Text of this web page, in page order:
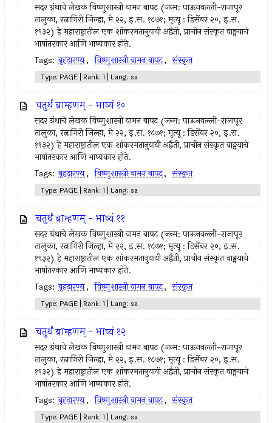
सदर ग्रंथाचे लेखक विष्णुशास्त्री वामन बापट (जन्म: पाऊनवल्ली-राजापूर
तालुका, रत्नागिरी जिल्हा, मे २२, इ.स. १८७१; मृत्यू : डिसेंबर २०, इ.स.
१९३२) हे महाराष्ट्रातील एक शांकरमतानुयायी अद्वैती, प्राचीन संस्कृत वाङ्मयाचे
भाषांतरकार आणि भाष्यकार होते.
Tags: बृहदारण्य, विष्णुशास्त्री वामन बापट, संस्कृत
Type: PAGE | Rank: 1 | Lang: sa
चतुर्थं ब्राम्हणम् - भाष्यं १०
सदर ग्रंथाचे लेखक विष्णुशास्त्री वामन बापट (जन्म: पाऊनवल्ली-राजापूर
तालुका, रत्नागिरी जिल्हा, मे २२, इ.स. १८७१; मृत्यू : डिसेंबर २०, इ.स.
१९३२) हे महाराष्ट्रातील एक शांकरमतानुयायी अद्वैती, प्राचीन संस्कृत वाङ्मयाचे
भाषांतरकार आणि भाष्यकार होते.
Tags: बृहदारण्य, विष्णुशास्त्री वामन बापट, संस्कृत
Type: PAGE | Rank: 1 | Lang: sa
चतुर्थं ब्राम्हणम् - भाष्यं ११
सदर ग्रंथाचे लेखक विष्णुशास्त्री वामन बापट (जन्म: पाऊनवल्ली-राजापूर
तालुका, रत्नागिरी जिल्हा, मे २२, इ.स. १८७१; मृत्यू : डिसेंबर २०, इ.स.
१९३२) हे महाराष्ट्रातील एक शांकरमतानुयायी अद्वैती, प्राचीन संस्कृत वाङ्मयाचे
भाषांतरकार आणि भाष्यकार होते.
Tags: बृहदारण्य, विष्णुशास्त्री वामन बापट, संस्कृत
Type: PAGE | Rank: 1 | Lang: sa
चतुर्थं ब्राम्हणम् - भाष्यं १२
सदर ग्रंथाचे लेखक विष्णुशास्त्री वामन बापट (जन्म: पाऊनवल्ली-राजापूर
तालुका, रत्नागिरी जिल्हा, मे २२, इ.स. १८७१; मृत्यू : डिसेंबर २०, इ.स.
१९३२) हे महाराष्ट्रातील एक शांकरमतानुयायी अद्वैती, प्राचीन संस्कृत वाङ्मयाचे
भाषांतरकार आणि भाष्यकार होते.
Tags: बृहदारण्य, विष्णुशास्त्री वामन बापट, संस्कृत
Type: PAGE | Rank: 1 | Lang: sa